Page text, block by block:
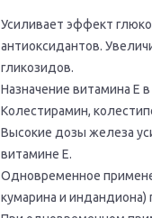
Усиливает эффект
антиоксидантов.
гликозидов.
Назначение витамина Е
Колестирамин,
Высокие дозы железа
витамине Е.
Одновременное
кумарина и